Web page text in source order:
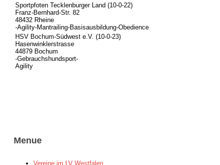
Sportpfoten Tecklenburger Land (10-0-22)
Franz-Bernhard-Str. 82
48432 Rheine
-Agility-Mantrailing-Basisausbildung-Obedience
HSV Bochum-Südwest e.V. (10-0-23)
Hasenwinklerstrasse
44879 Bochum
-Gebrauchshundsport-
Agility
Menue
Vereine im LV Westfalen